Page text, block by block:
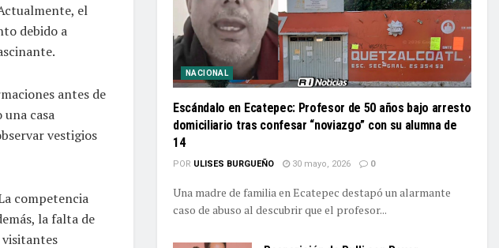
el
debido a
antes de
casa
vestigios
competencia
la falta de
NACIONAL
Escándalo en Ecatepec: Profesor de 50 años bajo arresto
domiciliario tras confesar “noviazgo” con su alumna de
14
POR ULISES BURGUEÑO 30 mayo, 2026 0
Una madre de familia en Ecatepec destapó un alarmante
caso de abuso al descubrir que el profesor...